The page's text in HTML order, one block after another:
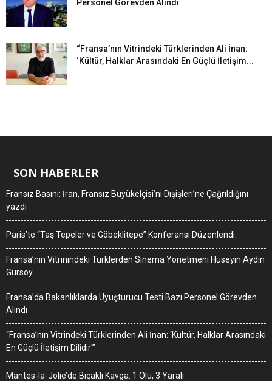
Personel Görevden Alındı
“Fransa’nın Vitrindeki Türklerinden Ali İnan:
‘Kültür, Halklar Arasındaki En Güçlü İletişim...
SON HABERLER
Fransız Basını: İran, Fransız Büyükelçisi’ni Dışişleri’ne Çağrıldığını
yazdı
Paris’te “Taş Tepeler ve Göbeklitepe” Konferansı Düzenlendi.
Fransa’nın Vitrinindeki Türklerden Sinema Yönetmeni Hüseyin Aydın
Gürsoy
Fransa’da Bakanlıklarda Uyuşturucu Testi Bazı Personel Görevden
Alındı
“Fransa’nın Vitrindeki Türklerinden Ali İnan: ‘Kültür, Halklar Arasındaki
En Güçlü İletişim Dilidir'”
Mantes-la-Jolie’de Bıçaklı Kavga: 1 Ölü, 3 Yaralı